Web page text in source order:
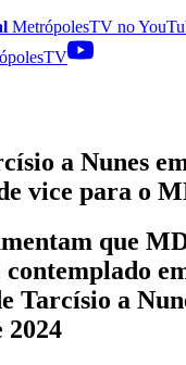
MetrópolesTV no
a Nunes
vice para o
que
Tarcísio a
2024